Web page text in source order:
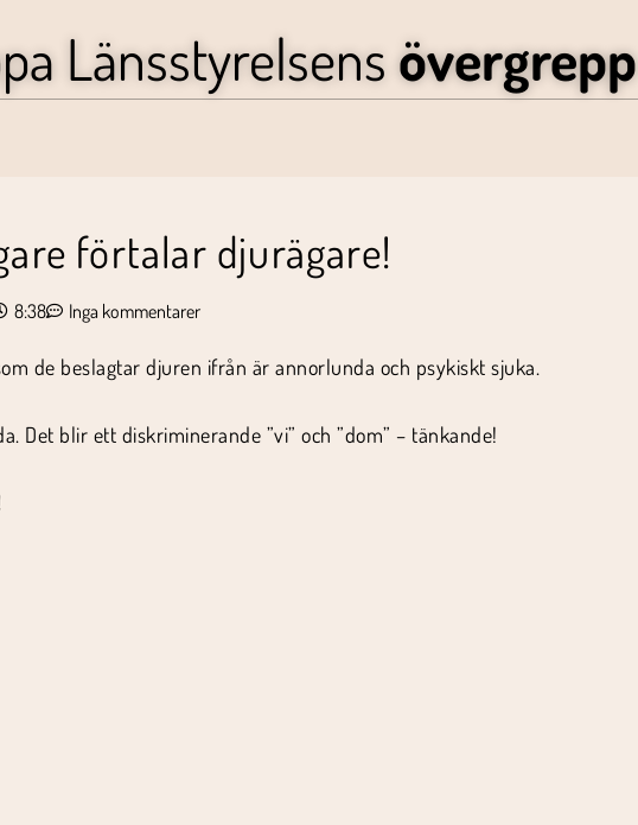
Länsstyrelsensövergrepp
förtalar djurägare!
8:38 Inga kommentarer
de beslagtar djuren ifrån är annorlunda och psykiskt sjuka.
Det blir ett diskriminerande ”vi” och ”dom” – tänkande!